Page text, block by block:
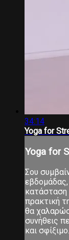
34:14
Yoga for
Yoga for
Σου
κατάσταση
πρακτική
θα
συνήθεις
και σφίξιμο.